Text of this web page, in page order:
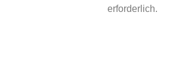
erforderlich.